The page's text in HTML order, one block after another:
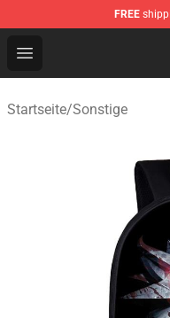
FREE
Open menu
Anime Backpack
Startseite/Sonstige